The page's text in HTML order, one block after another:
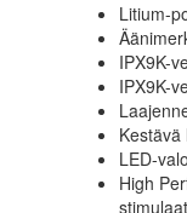
Litium-
IPX9K-
IPX9K-
Kestävä
LED-
High